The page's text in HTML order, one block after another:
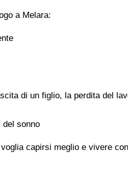
a Melara:
di un figlio, la perdita del
sonno
capirsi meglio e vivere